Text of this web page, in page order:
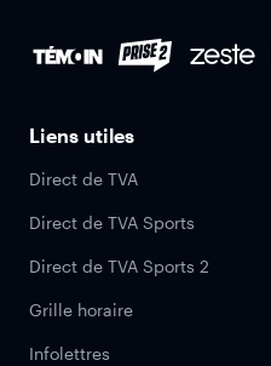
Liens utiles
Direct de TVA
Direct de TVA Sports
Direct de TVA Sports 2
Grille horaire
Infolettres